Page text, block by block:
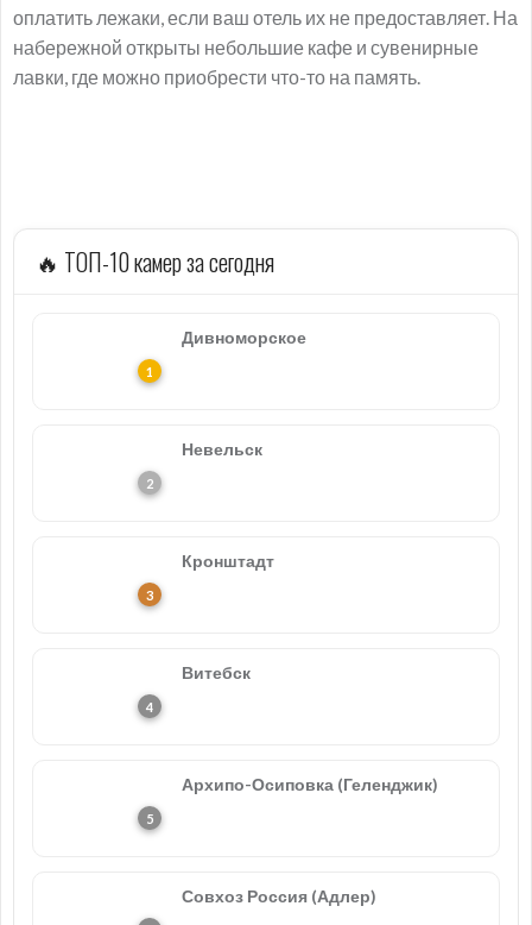
оплатить лежаки, если ваш отель их не предоставляет. На
набережной открыты небольшие кафе и сувенирные
лавки, где можно приобрести что-то на память.
🔥 ТОП-10 камер за сегодня
Дивноморское
Невельск
Кронштадт
Витебск
Архипо-Осиповка (Геленджик)
Совхоз Россия (Адлер)